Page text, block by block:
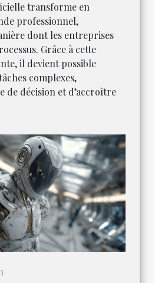
transforme en
professionnel,
dont les entreprises
Grâce à cette
il devient possible
complexes,
de décision et d’accroître